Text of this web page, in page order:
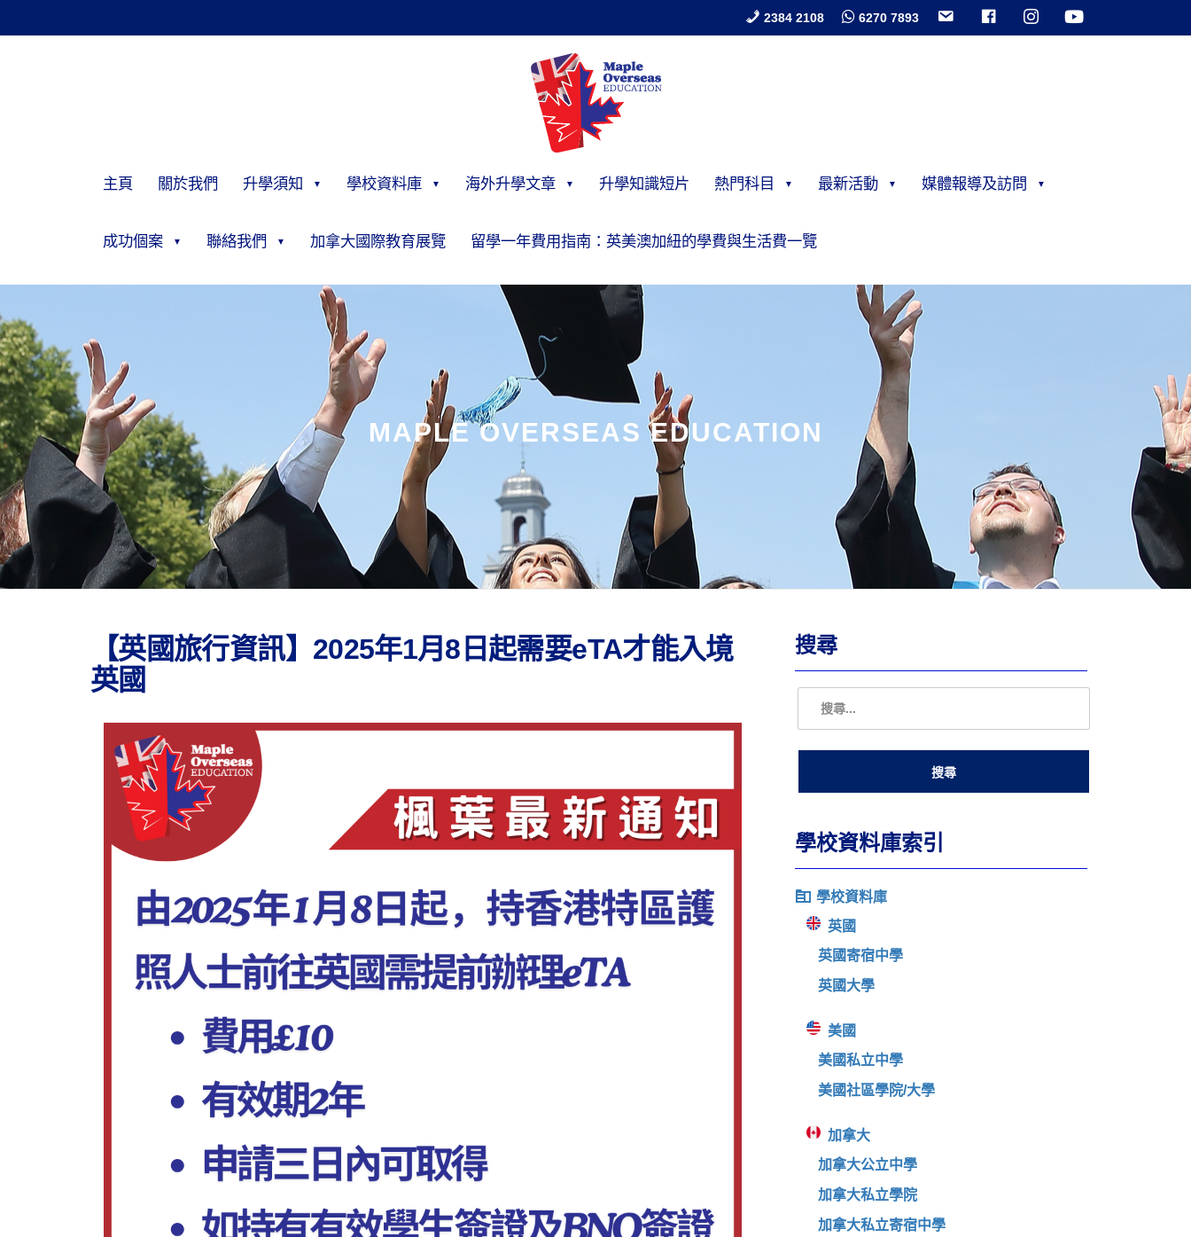
2384 2108 6270 7893
主頁 關於我們 升學須知 學校資料庫 海外升學文章 升學知識短片 熱門科目 最新活動 媒體報導及訪問
成功個案 聯絡我們 加拿大國際教育展覽 留學一年費用指南：英美澳加紐的學費與生活費一覽
MAPLE OVERSEAS EDUCATION
【英國旅行資訊】2025年1月8日起需要eTA才能入境
英國
搜尋
學校資料庫索引
學校資料庫
英國
英國寄宿中學
英國大學
美國
美國私立中學
美國社區學院/大學
加拿大
加拿大公立中學
加拿大私立學院
加拿大私立寄宿中學